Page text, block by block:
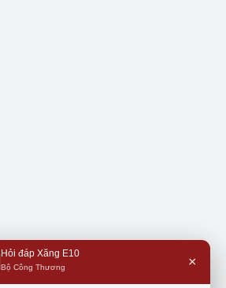
Hỏi đáp Xăng E10
Bộ Công Thương ×